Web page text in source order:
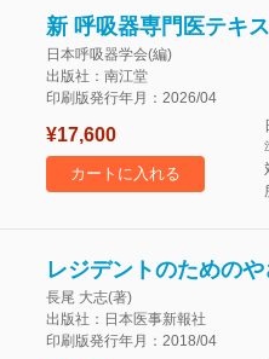
新 呼吸器専門医テキ
日本呼吸器学会(編)
出版社：南江堂
印刷版発行年月：2026/04
¥17,600
カートに入れる
レジデントのための
長尾 大志(著)
出版社：日本医事新報社
印刷版発行年月：2018/04